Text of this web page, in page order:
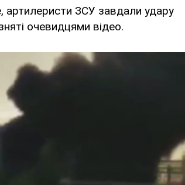
ЗСУ завдали удару
очевидцями відео.